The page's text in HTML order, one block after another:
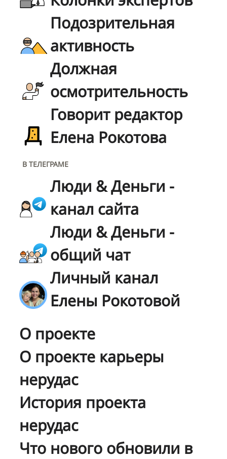
Подозрительная
активность
Должная
осмотрительность
Говорит редактор
Елена Рокотова
В ТЕЛЕГРАМЕ
Люди & Деньги -
канал сайта
Люди & Деньги -
общий чат
Личный канал
Елены Рокотовой
О проекте
О проекте карьеры
нерудас
История проекта
нерудас
Что нового обновили в